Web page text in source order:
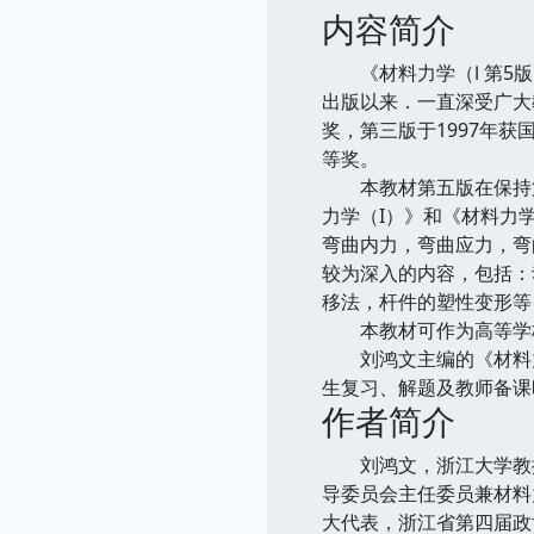
内容简介
《材料力学（Ⅰ 第5版
出版以来．一直深受广
奖，第三版于1997年获
等奖。
本教材第五版在保持
力学（I）》和《材料力
弯曲内力，弯曲应力，
较为深入的内容，包括
移法，杆件的塑性变形
本教材可作为高等学
刘鸿文主编的《材料
生复习、解题及教师备
作者简介
刘鸿文，浙江大学教
导委员会主任委员兼材
大代表，浙江省第四届